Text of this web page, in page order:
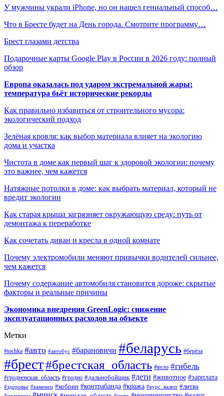
У мужчины украли iPhone, но он нашел гениальный способ…
Что в Бресте будет на День города. Смотрите программу…
Брест глазами детства
Подарочные карты Google Play в России в 2026 году: полный
обзор
Европа оказалась под ударом экстремальной жары:
температура бьёт исторические рекорды
Как правильно избавиться от строительного мусора:
экологический подход
Зелёная кровля: как выбор материала влияет на экологию
дома и участка
Чистота в доме как первый шаг к здоровой экологии: почему
это важнее, чем кажется
Натяжные потолки в доме: как выбрать материал, который не
вредит экологии
Как старая крыша загрязняет окружающую среду: путь от
демонтажа к переработке
Как сочетать диван и кресла в одной комнате
Почему электромобили меняют привычки водителей сильнее,
чем кажется
Почему содержание автомобиля становится дороже: скрытые
факторы и реальные причины
Экономика внедрения GreenLogic: снижение
эксплуатационных расходов на объекте
Метки
#tochka #авто #автобус #барановичи #беларусь #берёза
#брест#брестская_область #вело #гибель
#гродненская_область #гродно #дальнобойщик #дети #животное #зарплата
#здоровье #каменец #кобрин #контрабанда #кража #курс_валют #литва